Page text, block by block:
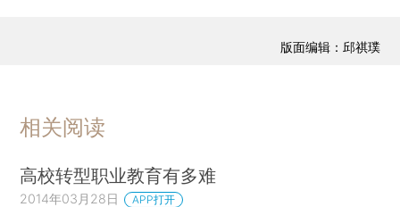
版面编辑：邱祺璞
相关阅读
高校转型职业教育有多难
2014年03月28日 APP打开